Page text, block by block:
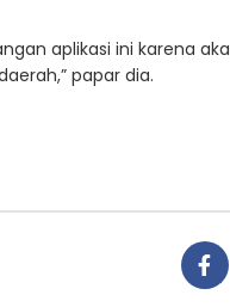
aplikasi ini karena
papar dia.